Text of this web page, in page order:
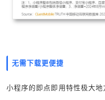
无需下载更便捷
小程序的即点即用特性极大